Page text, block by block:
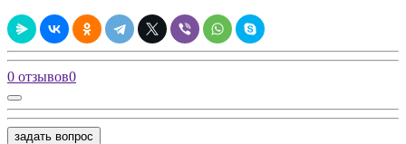
0 отзывов0
задать вопрос